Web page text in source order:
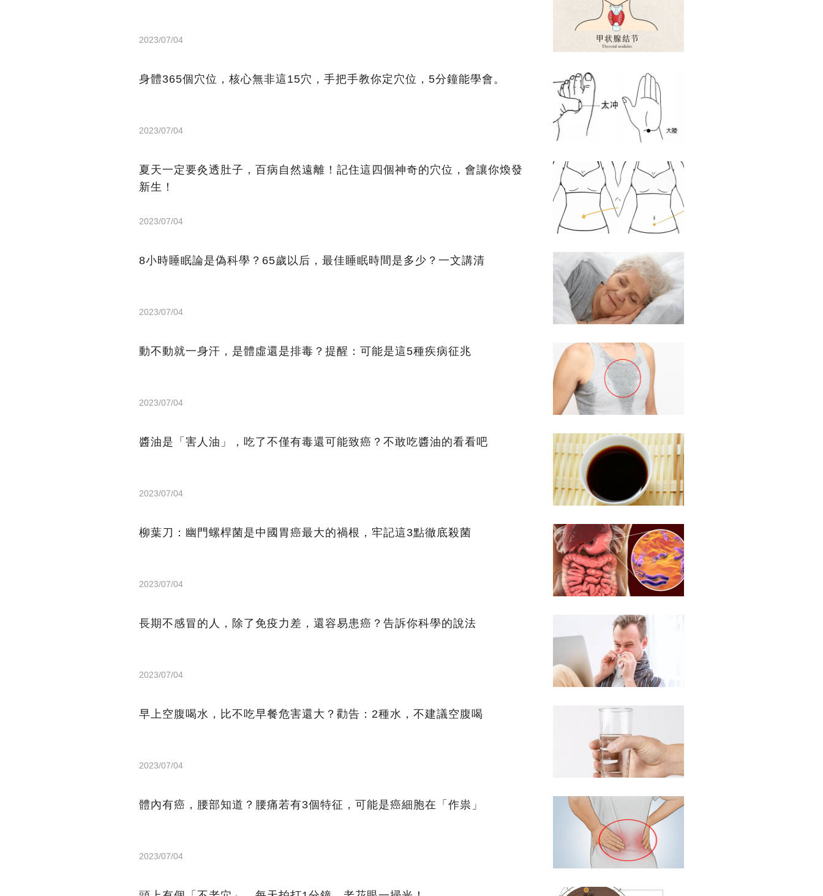
2023/07/04
身體365個穴位，核心無非這15穴，手把手教你定穴位，5分鐘能學會。
2023/07/04
夏天一定要灸透肚子，百病自然遠離！記住這四個神奇的穴位，會讓你煥發
新生！
2023/07/04
8小時睡眠論是偽科學？65歲以后，最佳睡眠時間是多少？一文講清
2023/07/04
動不動就一身汗，是體虛還是排毒？提醒：可能是這5種疾病征兆
2023/07/04
醬油是「害人油」，吃了不僅有毒還可能致癌？不敢吃醬油的看看吧
2023/07/04
柳葉刀：幽門螺桿菌是中國胃癌最大的禍根，牢記這3點徹底殺菌
2023/07/04
長期不感冒的人，除了免疫力差，還容易患癌？告訴你科學的說法
2023/07/04
早上空腹喝水，比不吃早餐危害還大？勸告：2種水，不建議空腹喝
2023/07/04
體內有癌，腰部知道？腰痛若有3個特征，可能是癌細胞在「作祟」
2023/07/04